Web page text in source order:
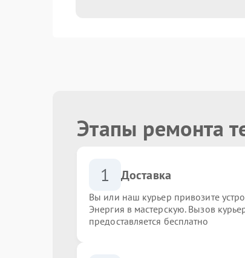
Этапы ремонта
1 Доставка
Вы или наш курьер привозите
Энергия в мастерскую. Вызов
предоставляется бесплатно